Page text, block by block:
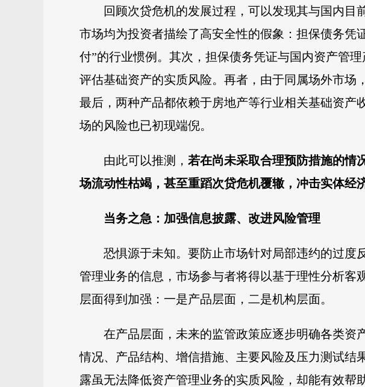
回顾次贷危机的发展过程，可以发现其与国内目
市场均为投资者描绘了高安全性的假象：担保债务
付”的行业惯例。其次，担保债务凭证与国内资产管
评估基础资产的实质风险。再者，由于同属场外市场
最后，两种产品都依赖于房地产等行业相关基础资
场的风险也已初现端倪。
由此可以推测， 若在尚未采取合理预防措施的情
场流动性枯竭，甚至重蹈次贷危机覆辙，冲击实体经
当务之急： 加强信息披露、改进风险管理
恐惧源于未知。要防止市场针对局部违约的过度
管理业务的信息，市场参与者将得以基于理性分析
层面得到加强：一是产品层面，二是机构层面。
在产品层面，未来的监管政策应逐步明确各类资
情况、产品结构、增信措施、主要风险及压力测试结
露虽无法降低资产管理业务的实质风险，却能有效